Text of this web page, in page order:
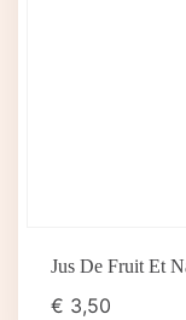
Jus De Fruit Et
€ 3,50